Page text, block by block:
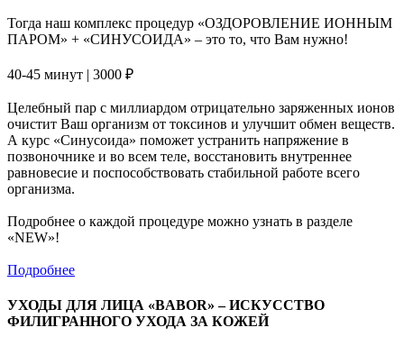
Тогда наш комплекс процедур «ОЗДОРОВЛЕНИЕ ИОННЫМ
ПАРОМ» + «СИНУСОИДА» – это то, что Вам нужно!
40-45 минут | 3000 ₽
Целебный пар с миллиардом отрицательно заряженных ионов
очистит Ваш организм от токсинов и улучшит обмен веществ.
А курс «Синусоида» поможет устранить напряжение в
позвоночнике и во всем теле, восстановить внутреннее
равновесие и поспособствовать стабильной работе всего
организма.
Подробнее о каждой процедуре можно узнать в разделе
«NEW»!
Подробнее
УХОДЫ ДЛЯ ЛИЦА «BABOR» – ИСКУССТВО
ФИЛИГРАННОГО УХОДА ЗА КОЖЕЙ